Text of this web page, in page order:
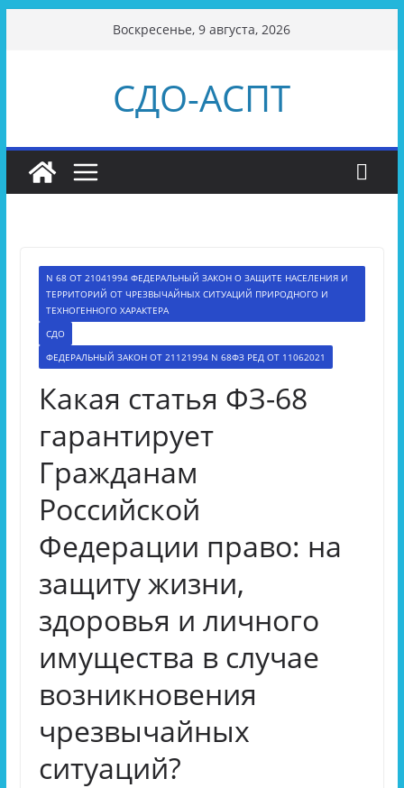
Воскресенье, 9 августа, 2026
СДО-АСПТ
N 68 ОТ 21041994 ФЕДЕРАЛЬНЫЙ ЗАКОН О ЗАЩИТЕ НАСЕЛЕНИЯ И
ТЕРРИТОРИЙ ОТ ЧРЕЗВЫЧАЙНЫХ СИТУАЦИЙ ПРИРОДНОГО И
ТЕХНОГЕННОГО ХАРАКТЕРА
СДО
ФЕДЕРАЛЬНЫЙ ЗАКОН ОТ 21121994 N 68ФЗ РЕД ОТ 11062021
Какая статья ФЗ-68
гарантирует
Гражданам
Российской
Федерации право: на
защиту жизни,
здоровья и личного
имущества в случае
возникновения
чрезвычайных
ситуаций?